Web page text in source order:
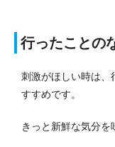
行ったことの
刺激がほしい時は、
すすめです。
きっと新鮮な気分を